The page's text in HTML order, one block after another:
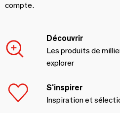
compte.
Découvrir
Les produits de
explorer
S'inspirer
Inspiration et